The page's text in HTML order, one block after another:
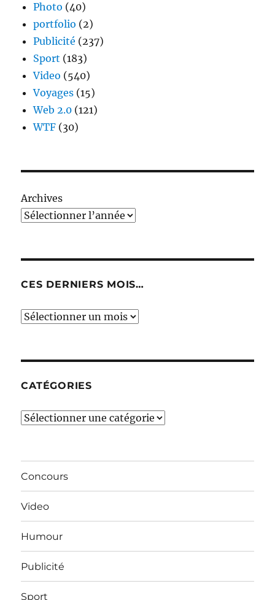
Photo (40)
portfolio (2)
Publicité (237)
Sport (183)
Video (540)
Voyages (15)
Web 2.0 (121)
WTF (30)
Archives
CES DERNIERS MOIS…
Ces
CATÉGORIES
Catégories
Concours
Video
Humour
Publicité
Sport